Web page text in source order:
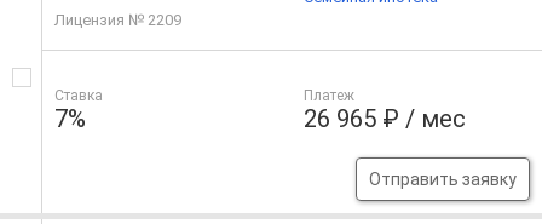
Лицензия № 2209
Ставка
7%
Платеж
26 965 ₽ / мес
Отправить заявку